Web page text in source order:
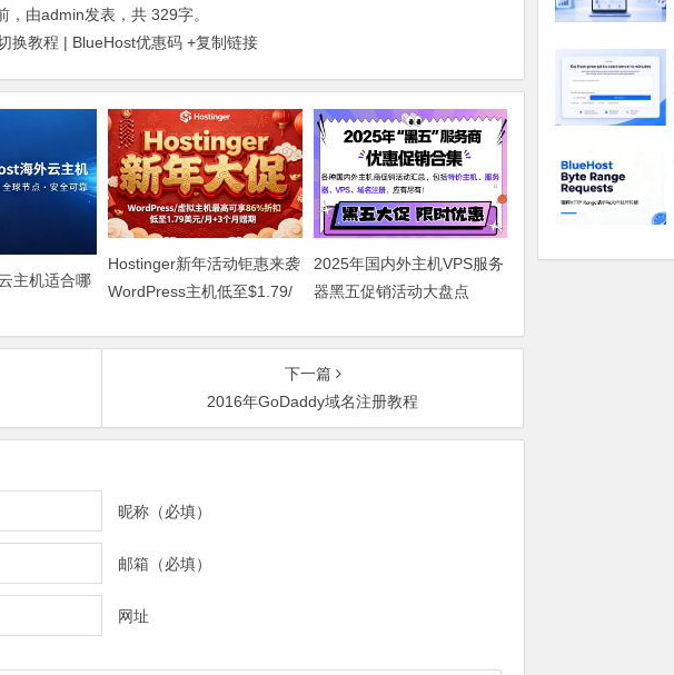
，由admin发表，共 329字。
换教程 | BlueHost优惠码 +复制链接
主机适合哪
Hostinger新年活动钜惠来袭
WordPress主机低至$1.79/
2025年国内外主机VPS服务
器黑五促销活动大盘点
下一篇
2016年GoDaddy域名注册教程
昵称（必填）
邮箱（必填）
网址